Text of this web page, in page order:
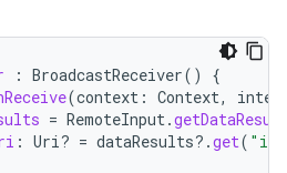
: BroadcastReceiver()
{
(context : Context,
= RemoteInput .
: Uri? = dataResults?.get(